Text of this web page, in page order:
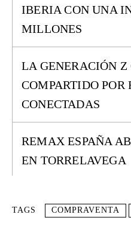
IBERIA CON UNA
MILLONES
LA GENERACIÓN
COMPARTIDO POR
CONECTADAS
REMAX ESPAÑA
EN TORRELAVEGA
TAGS COMPRAVENTA